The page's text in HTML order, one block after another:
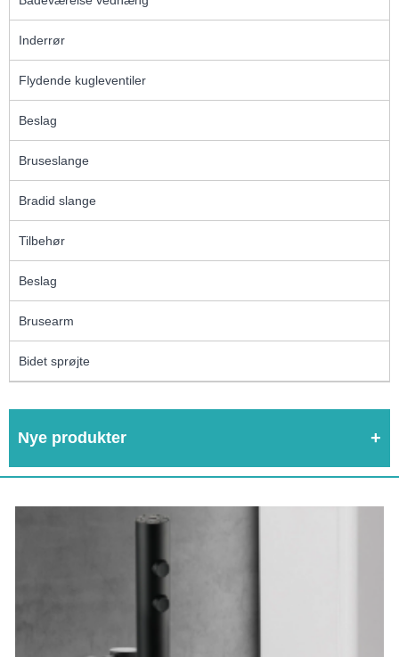
Inderrør
Flydende kugleventiler
Beslag
Bruseslange
Bradid slange
Tilbehør
Beslag
Brusearm
Bidet sprøjte
Nye produkter